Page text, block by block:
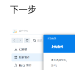
下一步